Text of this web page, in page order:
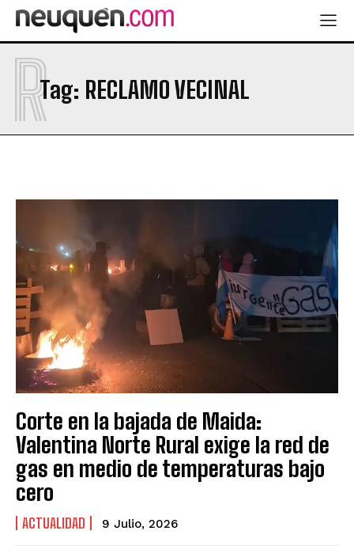
Tag: RECLAMO VECINAL
R
Corte en la bajada de Maida:
Valentina Norte Rural exige la red de
gas en medio de temperaturas bajo
cero
ACTUALIDAD 9 Julio, 2026